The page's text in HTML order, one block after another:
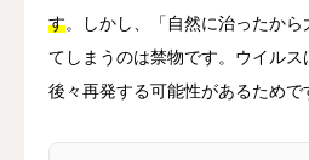
す。しかし、「自然に治ったか
てしまうのは禁物です。ウイルス
後々再発する可能性があるためで